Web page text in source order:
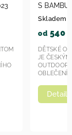
2023
ZNAČKA FANTOM
SPORTOVNÍHO
si...